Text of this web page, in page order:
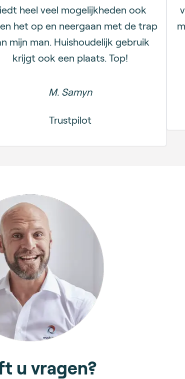
heel veel mogelijkheden ook
het op en neergaan met de trap
mijn man. Huishoudelijk gebruik
krijgt ook een plaats. Top!
M. Samyn
Trustpilot
u vragen?